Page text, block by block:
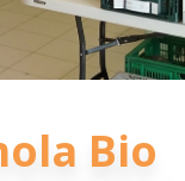
Bio